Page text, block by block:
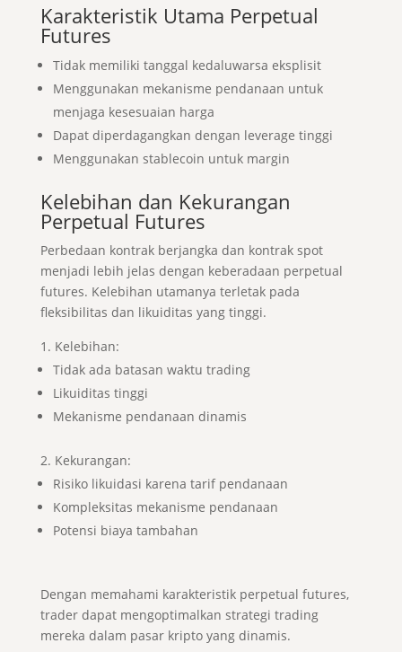
Karakteristik Utama Perpetual
Futures
Tidak memiliki tanggal kedaluwarsa eksplisit
Menggunakan mekanisme pendanaan untuk
menjaga kesesuaian harga
Dapat diperdagangkan dengan leverage tinggi
Menggunakan stablecoin untuk margin
Kelebihan dan Kekurangan
Perpetual Futures
Perbedaan kontrak berjangka dan kontrak spot
menjadi lebih jelas dengan keberadaan perpetual
futures. Kelebihan utamanya terletak pada
fleksibilitas dan likuiditas yang tinggi.
Kelebihan:
Tidak ada batasan waktu trading
Likuiditas tinggi
Mekanisme pendanaan dinamis
Kekurangan:
Risiko likuidasi karena tarif pendanaan
Kompleksitas mekanisme pendanaan
Potensi biaya tambahan
Dengan memahami karakteristik perpetual futures,
trader dapat mengoptimalkan strategi trading
mereka dalam pasar kripto yang dinamis.